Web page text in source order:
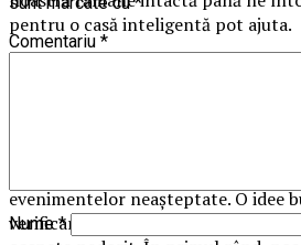
pentru o casă inteligentă pot ajuta.
Înainte să pleci în vacanța de vis,
locuința ta este securizată
evenimentelor neașteptate. O idee
verificarea potențialelor puncte de
Comentariu *
Nume*